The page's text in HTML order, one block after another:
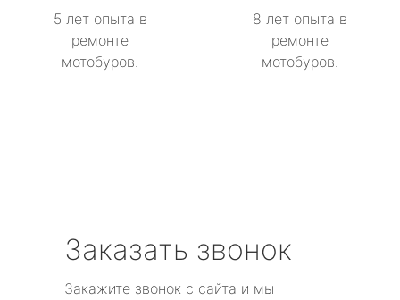
5 лет опыта в
ремонте
мотобуров.
8 лет опыта в
ремонте
мотобуров.
Заказать звонок
Закажите звонок с сайта и мы